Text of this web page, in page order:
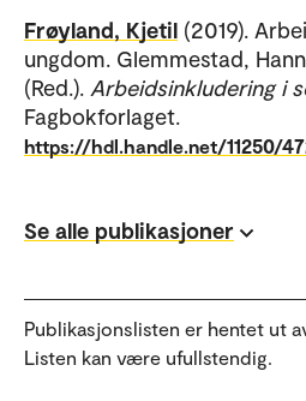
Frøyland, Kjetil (2019).
ungdom. Glemmestad,
(Red.). Arbeidsinkludering i
Fagbokforlaget.
https://hdl.handle.net/11250/
Se alle publikasjoner
Publikasjonslisten er hentet ut
Listen kan være ufullstendig.